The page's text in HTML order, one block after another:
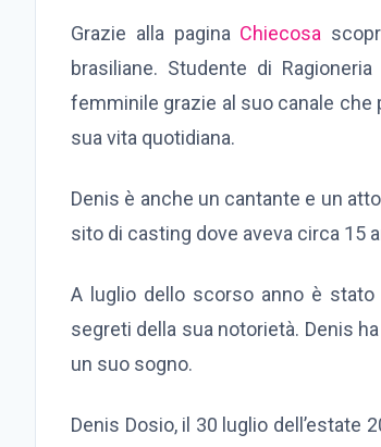
Grazie alla pagina Chiecosa
brasiliane. Studente di
femminile grazie al suo canale che
sua vita quotidiana.
Denis è anche un cantante e un
sito di casting dove aveva circa 15
A luglio dello scorso anno è
segreti della sua notorietà. Denis
un suo sogno.
Denis Dosio, il 30 luglio dell’estate